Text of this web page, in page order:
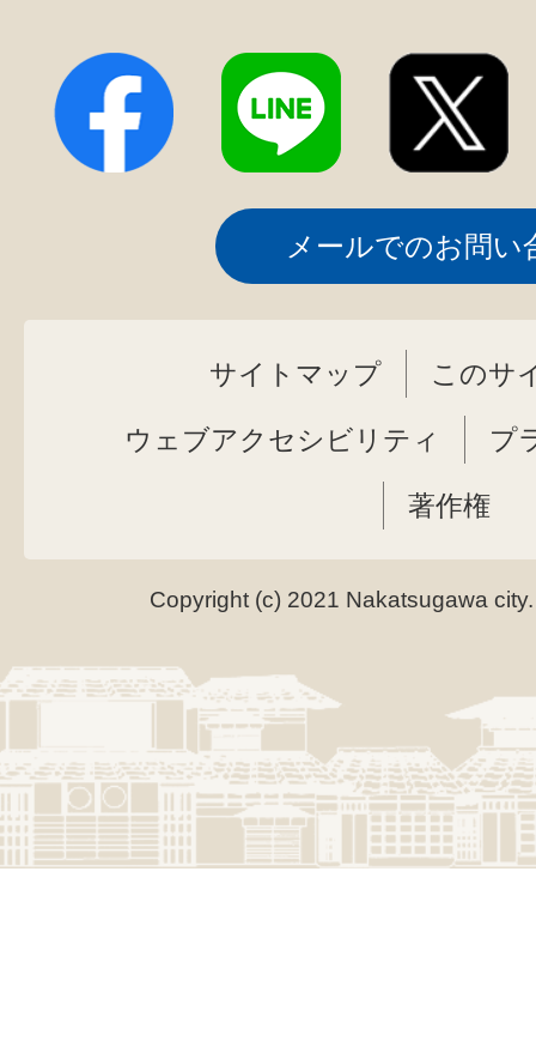
メールでのお問い
サイトマップ このサ
ウェブアクセシビリティ プ
著作権
Copyright (c) 2021 Nakatsugawa